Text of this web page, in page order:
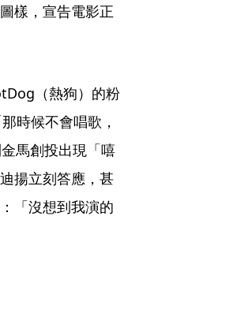
樣，宣告電影正
（熱狗）的粉
時候不會唱歌，
馬創投出現「嘻
揚立刻答應，甚
「沒想到我演的